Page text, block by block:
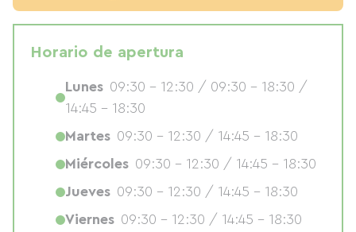
Horario de apertura
Lunes 09:30 - 12:30 / 09:30 - 18:30 /
14:45 - 18:30
Martes 09:30 - 12:30 / 14:45 - 18:30
Miércoles 09:30 - 12:30 / 14:45 - 18:30
Jueves 09:30 - 12:30 / 14:45 - 18:30
Viernes 09:30 - 12:30 / 14:45 - 18:30